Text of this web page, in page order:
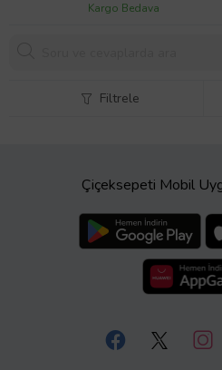
Kargo Bedava
Filtrele
Çiçeksepeti Mobil